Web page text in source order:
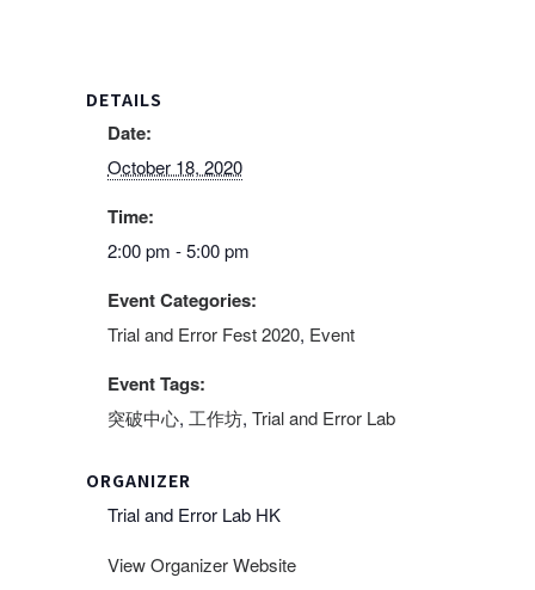
DETAILS
Date:
October 18, 2020
Time:
2:00 pm - 5:00 pm
Event Categories:
Trial and Error Fest 2020, Event
Event Tags:
突破中心, 工作坊, Trial and Error Lab
ORGANIZER
Trial and Error Lab HK
View Organizer Website